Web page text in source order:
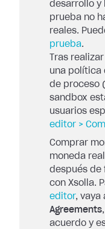
desarrollo y
prueba no
reales.
prueba.
Tras
una política
de proceso
sandbox
usuarios
editor >
Comprar
moneda
después de
con Xsolla.
editor, vaya
Agreements
acuerdo y